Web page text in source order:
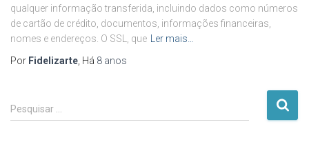
qualquer informação transferida, incluindo dados como números
de cartão de crédito, documentos, informações financeiras,
nomes e endereços. O SSL, que Ler mais…
Por Fidelizarte, Há 8 anos
P
e
Pesquisar …